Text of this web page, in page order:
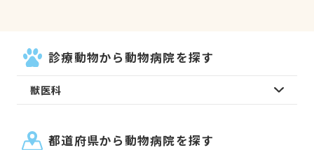
診療動物から動物病院を探す
獣医科
都道府県から動物病院を探す